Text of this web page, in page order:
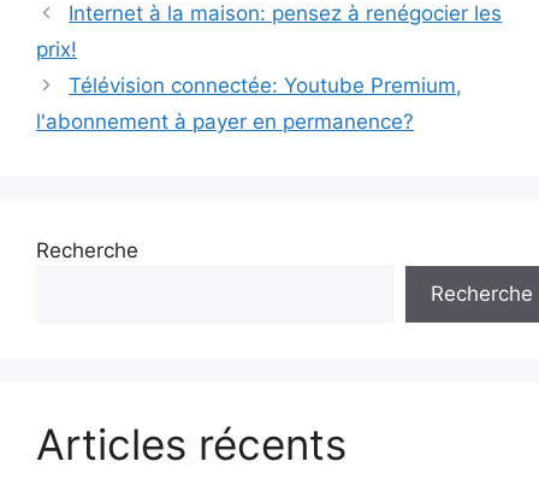
Internet à la maison: pensez à renégocier les
prix!
Télévision connectée: Youtube Premium,
l'abonnement à payer en permanence?
Recherche
Recherche
Articles récents